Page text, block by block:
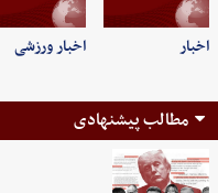
اخبار اخبار ورزشی
مطالب پیشنهادی